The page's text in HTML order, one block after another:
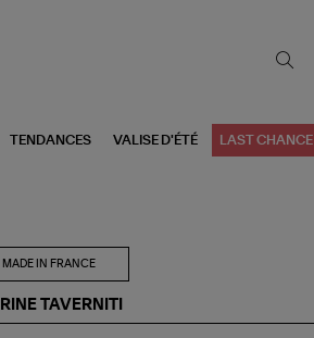
TENDANCES VALISE D'ÉTÉ LAST CHANCE
MADE IN FRANCE
TAVERNITI